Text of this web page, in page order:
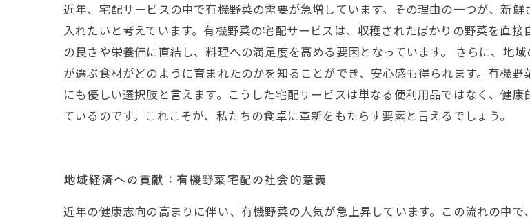
近年、宅配サービスの中で有機野菜の需要が急増しています。その理由の一つが、新
入れたいと考えています。有機野菜の宅配サービスは、収穫されたばかりの野菜を直
の良さや栄養価に直結し、料理への満足度を高める要因となっています。 さらに、地
が選ぶ食材がどのように育まれたのかを知ることができ、安心感も得られます。有機
にも優しい選択肢と言えます。こうした宅配サービスは単なる便利用品ではなく、健
ているのです。これこそが、私たちの食卓に革新をもたらす要素と言えるでしょう。
地域経済への貢献：有機野菜宅配の社会的意義
近年の健康志向の高まりに伴い、有機野菜の人気が急上昇しています。この流れの中